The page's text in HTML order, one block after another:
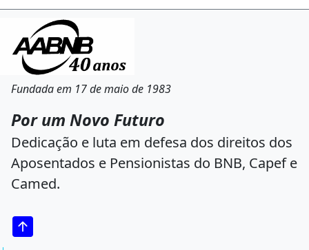
Fundada em 17 de maio de 1983
Por um Novo Futuro
Dedicação e luta em defesa dos direitos dos
Aposentados e Pensionistas do BNB, Capef e
Camed.